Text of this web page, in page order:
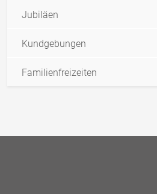
Jubiläen
Kundgebungen
Familienfreizeiten